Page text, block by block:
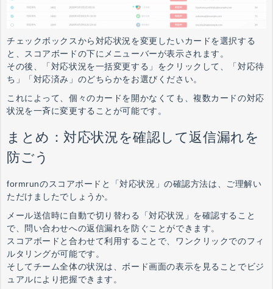
チェックボックスから対応状況を変更したいカードを選択する
と、スコアボードの下にメニューバーが表示されます。
その後、「対応状況を一括変更する」をクリックして、「対応待
ち」「対応済み」のどちらかをお選びください。
これによって、個々のカードを開かなくても、複数カードの対応
状況を一斉に変更することが可能です。
まとめ：対応状況を確認して返信漏れを
防ごう
formrunのスコアボードと「対応状況」の確認方法は、ご理解い
ただけましたでしょうか。
メール送信時に自動で切り替わる「対応状況」を確認すること
で、問い合わせへの返信漏れを防ぐことができます。
スコアボードと合わせて利用することで、ワンクリックでのフィ
ルタリングが可能です。
そしてチーム全体の状況は、ボード画面の表示を見ることでビジ
ュアルにより把握できます。